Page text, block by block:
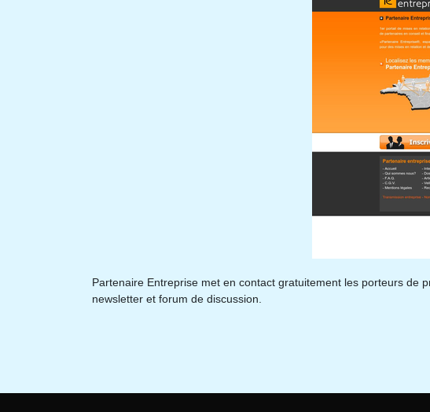
Partenaire Entreprise met en contact gratuitement les porteurs de
newsletter et forum de discussion.